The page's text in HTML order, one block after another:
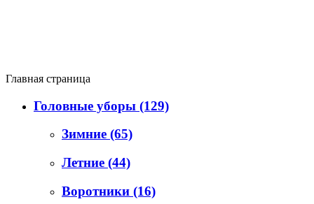
Главная страница
Головные уборы (129)
Зимние (65)
Летние (44)
Воротники (16)